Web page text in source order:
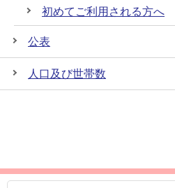
初めてご利用される方へ
公表
人口及び世帯数